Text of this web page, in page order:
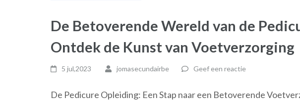
De Betoverende Wereld van de
Ontdek de Kunst van Voetverzorging
5 jul,2023 jomasecundairbe Geef een reactie
De Pedicure Opleiding: Een Stap naar een Betoverende